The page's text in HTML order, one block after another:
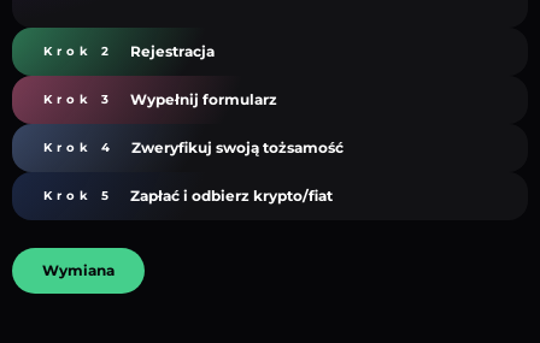
Krok 2 Rejestracja
Krok 3 Wypełnij formularz
Krok 4 Zweryfikuj swoją tożsamość
Krok 5 Zapłać i odbierz krypto/fiat
Wymiana